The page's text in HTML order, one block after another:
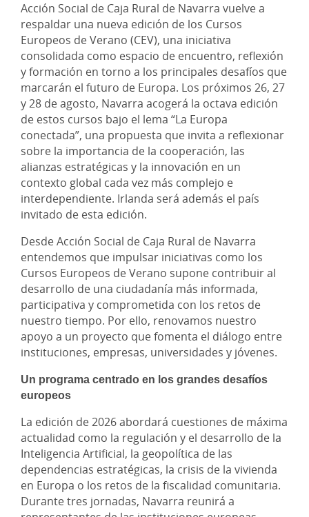
Acción Social de Caja Rural de Navarra vuelve a
respaldar una nueva edición de los Cursos
Europeos de Verano (CEV), una iniciativa
consolidada como espacio de encuentro, reflexión
y formación en torno a los principales desafíos que
marcarán el futuro de Europa. Los próximos 26, 27
y 28 de agosto, Navarra acogerá la octava edición
de estos cursos bajo el lema “La Europa
conectada”, una propuesta que invita a reflexionar
sobre la importancia de la cooperación, las
alianzas estratégicas y la innovación en un
contexto global cada vez más complejo e
interdependiente. Irlanda será además el país
invitado de esta edición.
Desde Acción Social de Caja Rural de Navarra
entendemos que impulsar iniciativas como los
Cursos Europeos de Verano supone contribuir al
desarrollo de una ciudadanía más informada,
participativa y comprometida con los retos de
nuestro tiempo. Por ello, renovamos nuestro
apoyo a un proyecto que fomenta el diálogo entre
instituciones, empresas, universidades y jóvenes.
Un programa centrado en los grandes desafíos
europeos
La edición de 2026 abordará cuestiones de máxima
actualidad como la regulación y el desarrollo de la
Inteligencia Artificial, la geopolítica de las
dependencias estratégicas, la crisis de la vivienda
en Europa o los retos de la fiscalidad comunitaria.
Durante tres jornadas, Navarra reunirá a